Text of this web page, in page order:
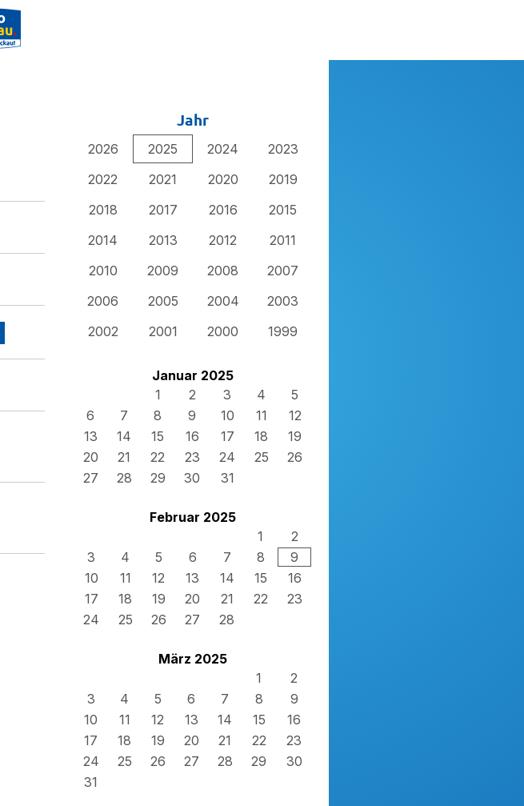
Jahr
2026 2025 2024
2023
2022
2021 2020
2019
2018
2017 2016
2015
2014
2013 2012
2011
2010
2009 2008
2007
2006
2005 2004
2003
2002
2001 2000 1999
Januar 2025
1
2 3 4
5
6
7 8 9 10 11
12
13
14 15 16 17 18
19
20
21 22 23 24 25
26
27
28 29 30 31
Februar 2025
1
2
3
4 5 6 7 8
9
10
11 12 13 14 15
16
17
18 19 20 21 22
23
24
25 26 27 28
März 2025
1
2
3
4 5 6 7 8
9
10
11 12 13 14 15
16
17
18 19 20 21 22
23
24
25 26 27 28 29
30
31